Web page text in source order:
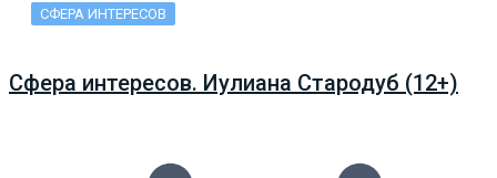
СФЕРА ИНТЕРЕСОВ
Сфера интересов. Иулиана Стародуб (12+)